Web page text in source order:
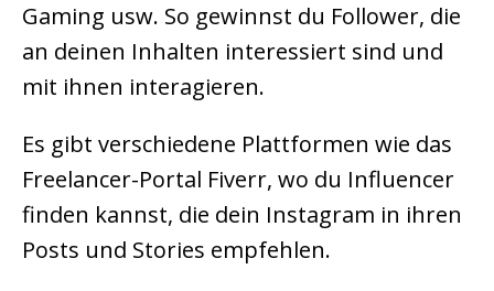
Gaming usw. So gewinnst du Follower, die
an deinen Inhalten interessiert sind und
mit ihnen interagieren.
Es gibt verschiedene Plattformen wie das
Freelancer-Portal Fiverr, wo du Influencer
finden kannst, die dein Instagram in ihren
Posts und Stories empfehlen.